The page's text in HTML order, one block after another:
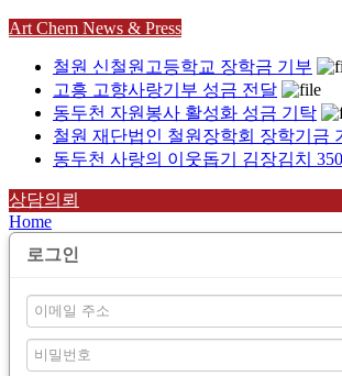
Art Chem News & Press
철원 신철원고등학교 장학금 기부
고흥 고향사랑기부 성금 전달
동두천 자원봉사 활성화 성금 기탁
철원 재단법인 철원장학회 장학기금
동두천 사랑의 이웃돕기 김장김치
상담의뢰
Home
로그인